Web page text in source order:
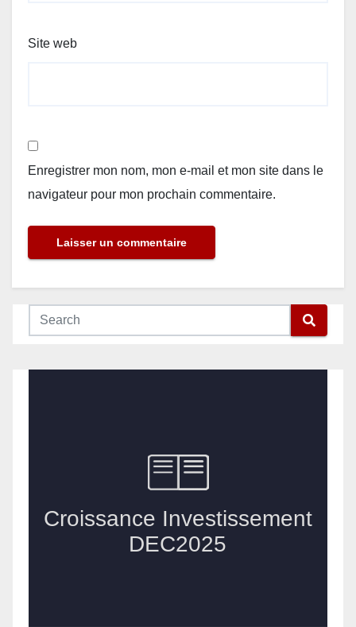
Site web
Enregistrer mon nom, mon e-mail et mon site dans le
navigateur pour mon prochain commentaire.